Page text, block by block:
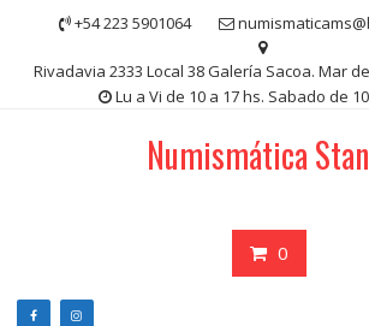
contenido
+54 223 5901064
Rivadavia 2333 Local 38 Galería Sacoa. Mar
Lu a Vi de 10 a 17 hs. Sabado de
Numismática
0